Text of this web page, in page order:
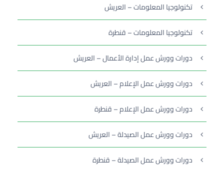
تكنولوجيا المعلومات – العريش
تكنولوجيا المعلومات – قنطرة
دورات وورش عمل إدارة الأعمال – العريش
دورات وورش عمل الإعلام – العريش
دورات وورش عمل الإعلام – قنطرة
دورات وورش عمل الصيدلة – العريش
دورات وورش عمل الصيدلة – قنطرة